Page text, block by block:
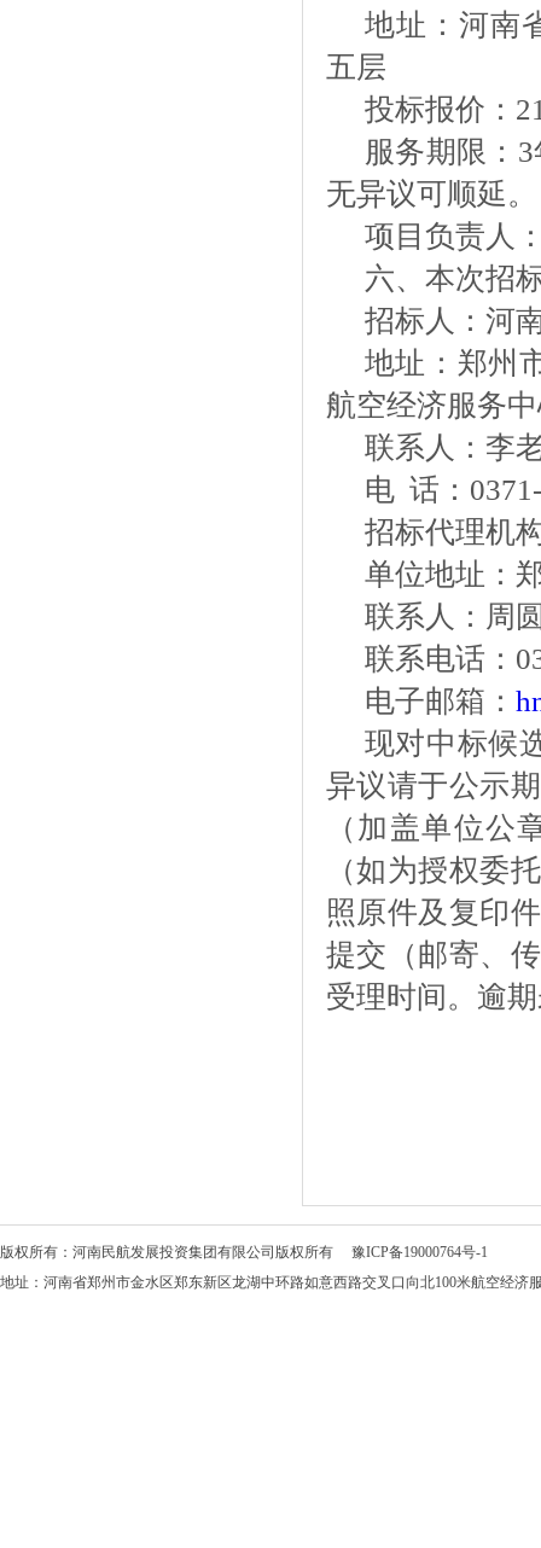
地址：河南
五层
投标报价：
服务期限：
无异议可顺延。
项目负责人
六、本次招
招标人：河
地址：郑州
航空经济服务
联系人：李
电 话：
招标代理机
单位地址：
联系人：周
联系电话：
电子邮箱：
现对中标候
异议请于公示
（加盖单位公
（如为授权委
照原件及复印
提交（邮寄、
受理时间。逾
版权所有：河南民航发展投资集团有限公司版权所有 豫ICP备19000764号-1
地址：河南省郑州市金水区郑东新区龙湖中环路如意西路交叉口向北100米航空经济